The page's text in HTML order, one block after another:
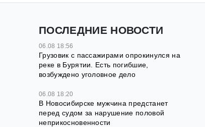
ПОСЛЕДНИЕ НОВОСТИ
06.08 18:56
Грузовик с пассажирами опрокинулся на
реке в Бурятии. Есть погибшие,
возбуждено уголовное дело
06.08 18:20
В Новосибирске мужчина предстанет
перед судом за нарушение половой
неприкосновенности